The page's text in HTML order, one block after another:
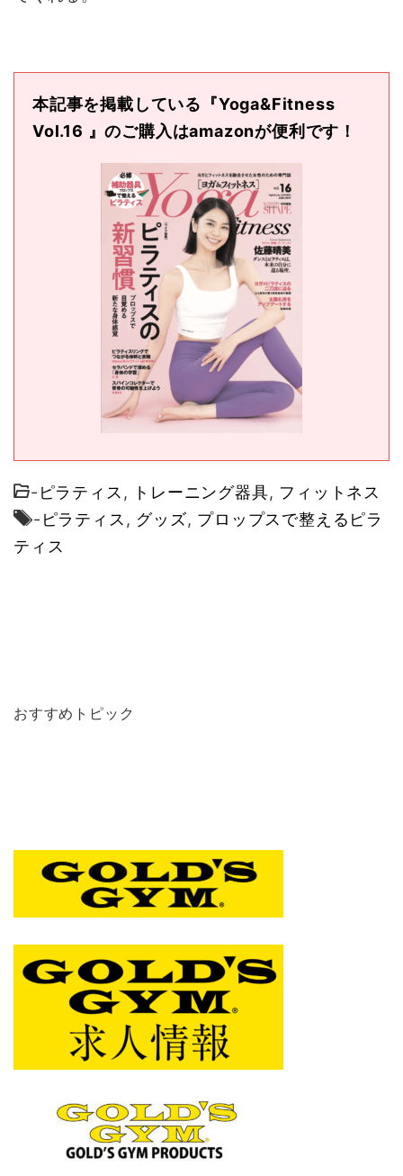
本記事を掲載している『Yoga&Fitness
Vol.16 』のご購入はamazonが便利です！
- ピラティス , トレーニング器具, フィットネス
- ピラティス , グッズ, プロップスで整えるピラ
ティス
おすすめトピック